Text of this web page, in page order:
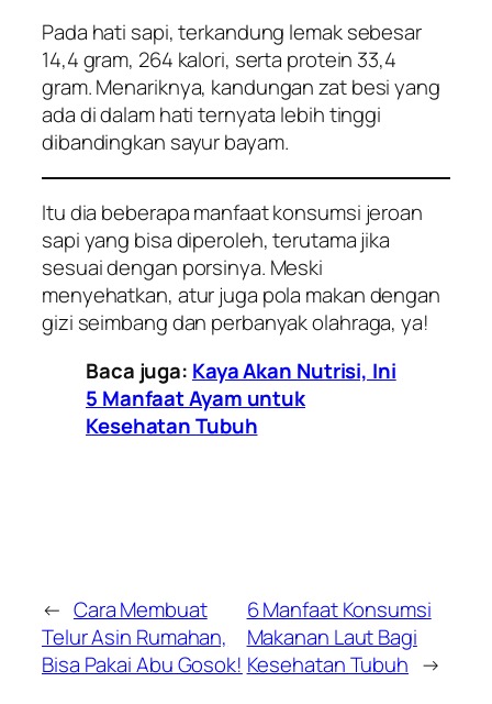
Pada hati sapi, terkandung lemak sebesar
14,4 gram, 264 kalori, serta protein 33,4
gram. Menariknya, kandungan zat besi yang
ada di dalam hati ternyata lebih tinggi
dibandingkan sayur bayam.
Itu dia beberapa manfaat konsumsi jeroan
sapi yang bisa diperoleh, terutama jika
sesuai dengan porsinya. Meski
menyehatkan, atur juga pola makan dengan
gizi seimbang dan perbanyak olahraga, ya!
Baca juga: Kaya Akan Nutrisi, Ini
5 Manfaat Ayam untuk
Kesehatan Tubuh
← Cara Membuat
Telur Asin Rumahan,
Bisa Pakai Abu Gosok!
6 Manfaat Konsumsi
Makanan Laut Bagi
Kesehatan Tubuh →